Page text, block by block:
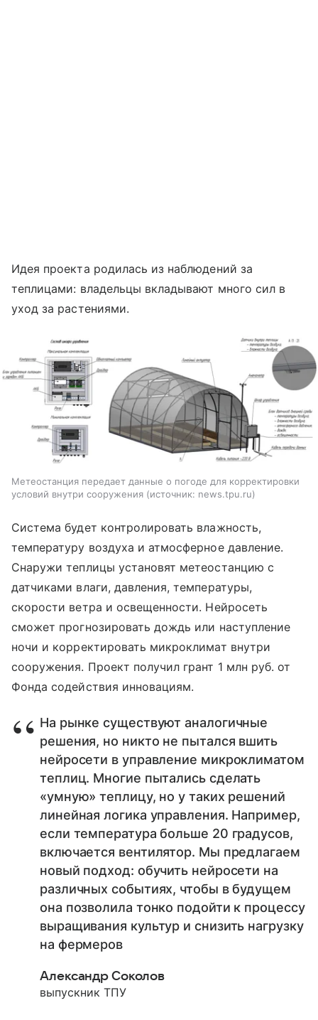
Идея проекта родилась из наблюдений за
теплицами: владельцы вкладывают много сил в
уход за растениями.
Метеостанция передает данные о погоде для корректировки
условий внутри сооружения
источник: news.tpu.ru
Система будет контролировать влажность,
температуру воздуха и атмосферное давление.
Снаружи теплицы установят метеостанцию с
датчиками влаги, давления, температуры,
скорости ветра и освещенности. Нейросеть
сможет прогнозировать дождь или наступление
ночи и корректировать микроклимат внутри
сооружения. Проект получил грант 1 млн руб. от
Фонда содействия инновациям.
На рынке существуют аналогичные
решения, но никто не пытался вшить
нейросети в управление микроклиматом
теплиц. Многие пытались сделать
«умную» теплицу, но у таких решений
линейная логика управления. Например,
если температура больше 20 градусов,
включается вентилятор. Мы предлагаем
новый подход: обучить нейросети на
различных событиях, чтобы в будущем
она позволила тонко подойти к процессу
выращивания культур и снизить нагрузку
на фермеров
Александр Соколов
выпускник ТПУ